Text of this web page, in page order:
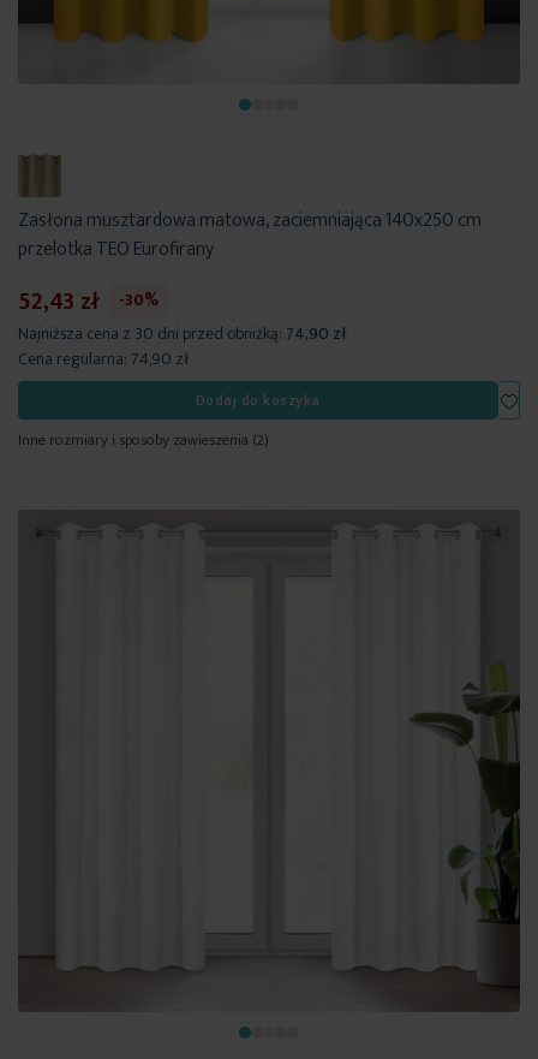
Zasłona musztardowa matowa, zaciemniająca 140x250 cm
przelotka TEO Eurofirany
52,43 zł
-30%
Najniższa cena z 30 dni przed obniżką: 74,90 zł
Cena regularna: 74,90 zł
Dodaj do koszyka
Inne rozmiary i sposoby zawieszenia (2)